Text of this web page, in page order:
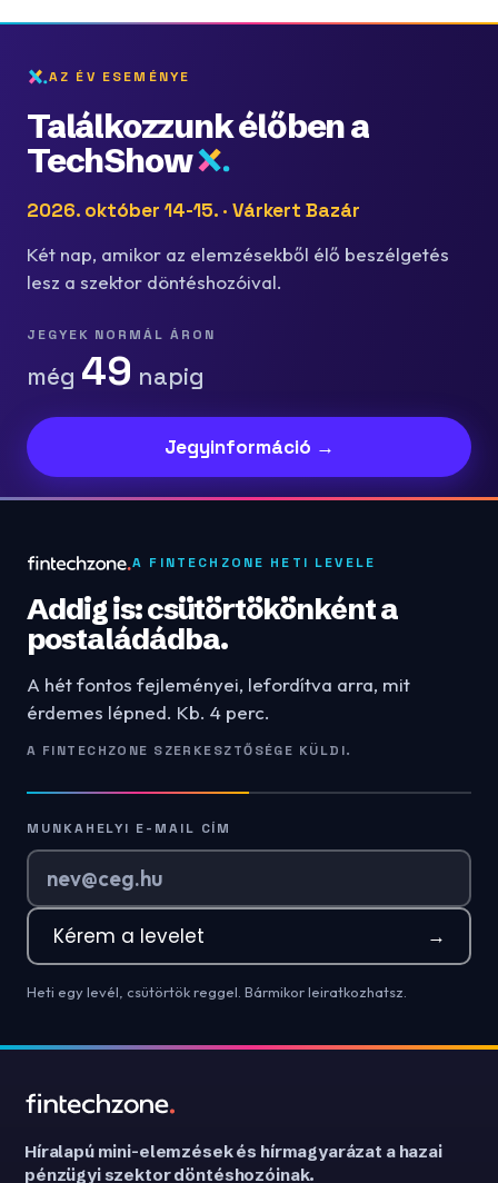
AZ ÉV ESEMÉNYE
Találkozzunk élőben a
TechShow
2026. október 14-15. · Várkert Bazár
Két nap, amikor az elemzésekből élő beszélgetés
lesz a szektor döntéshozóival.
JEGYEK NORMÁL ÁRON
még 49 napig
Jegyinformáció →
A FINTECHZONE HETI LEVELE
Addig is: csütörtökönként a
postaládádba.
A hét fontos fejleményei, lefordítva arra, mit
érdemes lépned. Kb. 4 perc.
A FINTECHZONE SZERKESZTŐSÉGE KÜLDI.
MUNKAHELYI E-MAIL CÍM
Kérem a levelet →
Heti egy levél, csütörtök reggel. Bármikor leiratkozhatsz.
Híralapú mini-elemzések és hírmagyarázat a hazai
pénzügyi szektor döntéshozóinak.